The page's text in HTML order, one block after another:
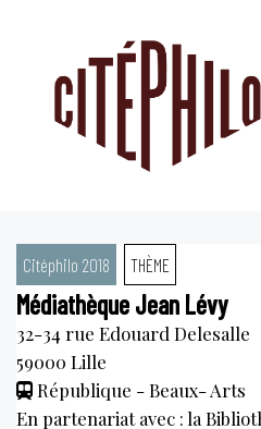
Citéphilo 2018 THÈME
Médiathèque Jean Lévy
32-34 rue Edouard Delesalle
59000 Lille
République - Beaux- Arts
En partenariat avec : la